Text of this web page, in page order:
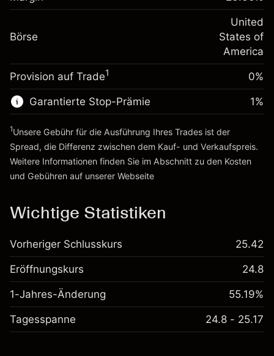
~$5,000.00
Zur Plattform
Anpassung der
-0.000654
%
(-$0.03)
Positionsgröße mit Hebelwirkung
~$5,000.00
Geld aus Hebelwirkung ~
Zur Plattform
Börse
United
States of
America
Provision auf Trade1 0%
Garantierte Stop-Prämie 1%
1Unsere Gebühr für die Ausführung Ihres Trades ist der
Spread, die Differenz zwischen dem Kauf- und Verkaufspreis.
Weitere Informationen finden Sie im Abschnitt zu den Kosten
und Gebühren auf unserer Webseite
Wichtige Statistiken
Vorheriger Schlusskurs 25.42
Eröffnungskurs 24.8
1-Jahres-Änderung 55.19%
Tagesspanne 24.8 - 25.17